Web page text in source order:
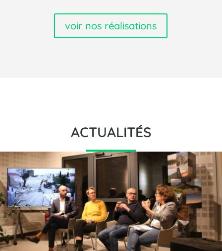
voir nos réalisations
ACTUALITÉS